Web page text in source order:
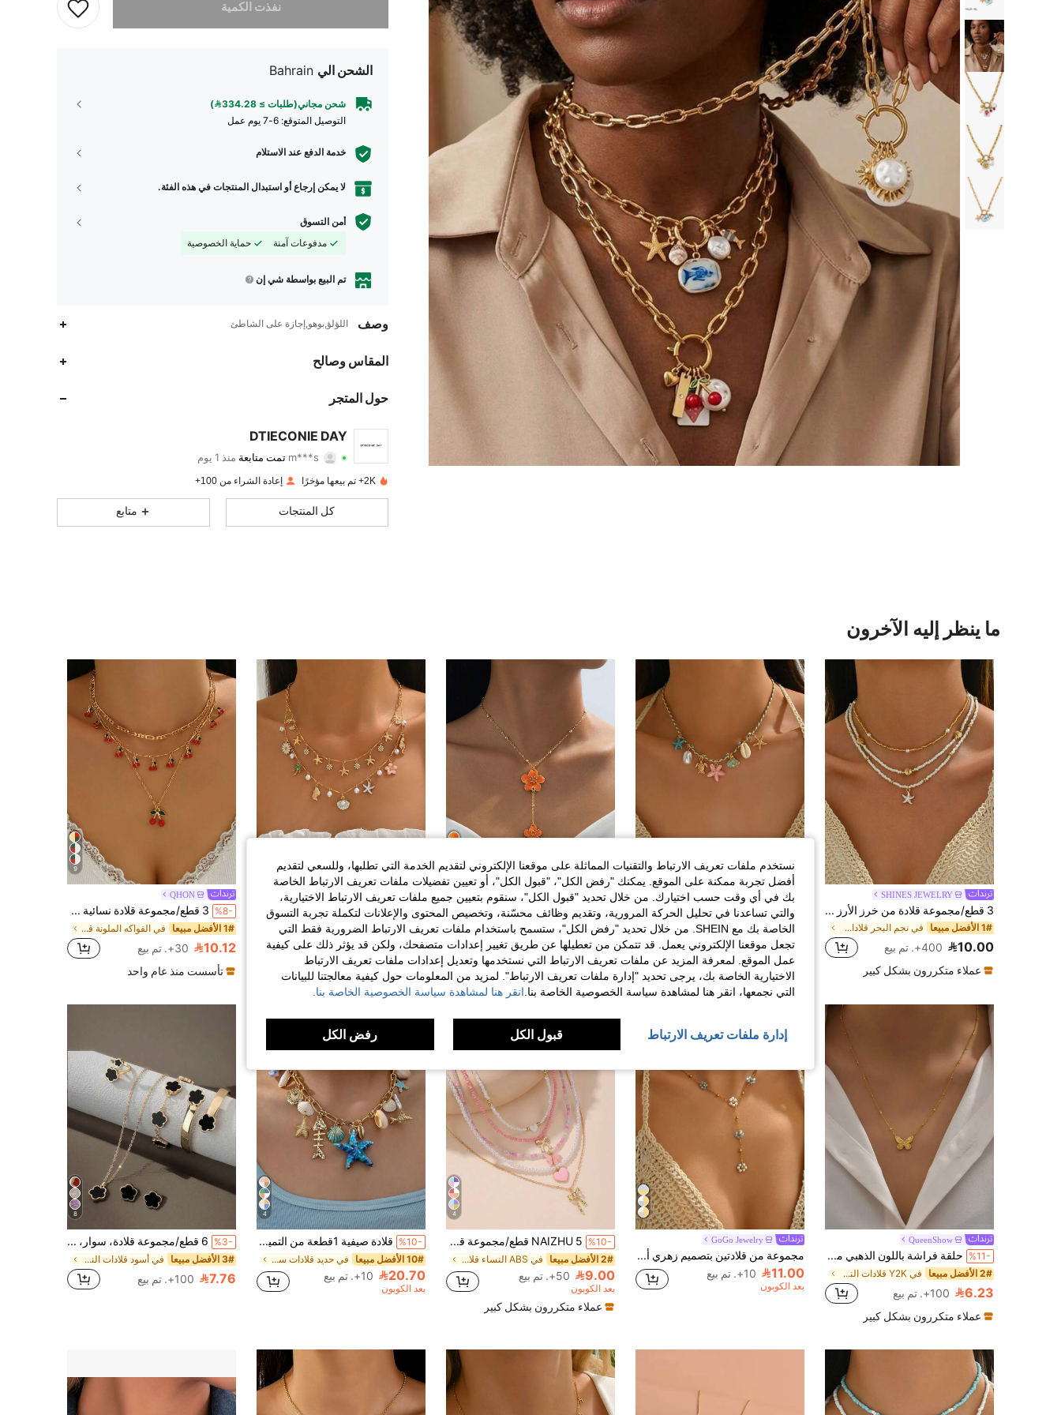
نفذت الكمية
الشحن الي Bahrain
شحن مجاني(طلبات ≥ 334.28)
التوصيل المتوقع: 6-7 يوم عمل
خدمة الدفع عند الاستلام
لا يمكن إرجاع أو استبدال المنتجات في هذه الفئة.
أمن التسوق
مدفوعات آمنة
حماية الخصوصية
تم البيع بواسطة شي إن
وصف اللؤلؤ,بوهو,إجازة على الشاطئ
المقاس وصالح
حول المتجر
DTIECONIE DAY
m***s تمت متابعة
4.89 تقييم 12قطع 119 متابعون
4.89
12
119
2K+ تم بيعها مؤخرًا إعادة الشراء من 100+
كل المنتجات متابع
ما ينظر إليه الآخرون
SHINES JEWELRY
3 قطع/مجموعة قلادة من خرز الأرز واللؤلؤ الاصطناعي متصلة بنجمة البحر والصدفة الذهبية، مجوهرات يدوية بسيطة للنساء، مناسبة للارتداء اليومي وعطلة الشاطئ، بوهو شيك
1# الأفضل مبيعا في نجم البحر قلادات النساء
10.00 400+. تم بيع
عملاء متكررون بشكل كبير
%4- قلادة نسائية بوهيمية زرقاء بحبل مضفر مع تعليقة نجم البحر والصدفة بتصميم محيطي، إكسسوار حورية البحر، مناسبة للنساء للصيف والشاطئ، 1 قطعة
1# الأفضل مبيعا في أزرق النساء قلادات معلقة
6.72 100+. تم بيع
11
%3- قلادة معلقة بزهرة برتقالية مطبقة اليدوية الأنيقة ذات 5 بتلات للنساء قطعة واحدة
7# الأفضل مبيعا في برتقالة قلادات النساء
6.81
10+. تم بيع
عملاء متكررون بشكل كبير
SHINES JEWELRY
%10-
10.80 40+. تم بيع
بعد الكوبون
عملاء متكررون بشكل كبير
9
QHON
%8- 3 قطع/مجموعة قلادة نسائية مصنوعة يدويًا بتصميم أنيق وحلو مزينة بالكرز المطلي، سلسلة معدنية مع تعليقة كرز، مناسبة للارتداء اليومي والمناسبات والعشاء
1# الأفضل مبيعا في الفواكه الملونة قلادة تعليقة
10.12 30+. تم بيع
تأسست منذ عام واحد
QueenShow
%11- حلقة فراشة باللون الذهبي مطلية بالذهب عيار 18 قيراط، قلادة من الفولاذ المقاوم للصدأ باللون الذهبي، مناسبة للاستخدام اليومي للنساء وهدايا المناسبات، هدايا الأخوات في عيد الحب
2# الأفضل مبيعا في Y2K قلادات النساء
6.23 100+. تم بيع
عملاء متكررون بشكل كبير
GoGo Jewelry
مجموعة من قلادتين بتصميم زهري أزرق وأبيض، قلادة عنق وقلادة على شكل حرف Y من الفولاذ المقاوم للصدأ للنساء، بتصميم زهري من اللؤلؤ والكريستال، مناسبة للاستخدام اليومي أو حفلات أو ارتداء في الشاطئ، هدية مثالية
11.00 10+. تم بيع
بعد الكوبون
4
%10- NAIZHU 5 قطع/مجموعة قلادة خرز أرز ملونة مع تعليقة فيونكة وقلب وفراشة لطيفة للمراهقين، ألوان عشوائية
2# الأفضل مبيعا في ABS النساء قلادات معلقة
9.00 50+. تم بيع
بعد الكوبون
عملاء متكررون بشكل كبير
4
%10- قلادة صيفية 1قطعة من التميمة اليدوية بنجم البحر والحياة البحرية (الشكل واللون قد يختلفان)
10# الأفضل مبيعا في حديد قلادات سلسلة المرأة
20.70 10+. تم بيع
بعد الكوبون
8
%3- 6 قطع/مجموعة قلادة، سوار، أقراط، خاتم، قلادة زهرة محظوظة، أقراط ذهبية، خاتم ذهبي، قلادة ذهبية، سوار ذهبي، أسورة ذهبية، طقم مجوهرات للفتيات، مناسب للعودة إلى المدرسة، الحفلات، العطلات
3# الأفضل مبيعا في أسود قلادات النساء
7.76 100+. تم بيع
نستخدم ملفات تعريف الارتباط والتقنيات المماثلة على موقعنا الإلكتروني لتقديم الخدمة التي تطلبها، وللسعي لتقديم
أفضل تجربة ممكنة على الموقع. يمكنك "رفض الكل"، "قبول الكل"، أو تعيين تفضيلات ملفات تعريف الارتباط الخاصة
بك في أي وقت حسب اختيارك. من خلال تحديد "قبول الكل"، سنقوم بتعيين جميع ملفات تعريف الارتباط الاختيارية،
والتي تساعدنا في تحليل الحركة المرورية، وتقديم وظائف محسّنة، وتخصيص المحتوى والإعلانات لتكملة تجربة التسوق
الخاصة بك مع SHEIN. من خلال تحديد "رفض الكل"، ستسمح باستخدام ملفات تعريف الارتباط الضرورية فقط التي
تجعل موقعنا الإلكتروني يعمل. قد تتمكن من تعطيلها عن طريق تغيير إعدادات متصفحك، ولكن قد يؤثر ذلك على كيفية
عمل الموقع. لمعرفة المزيد عن ملفات تعريف الارتباط التي نستخدمها وتعديل إعدادات ملفات تعريف الارتباط
الاختيارية الخاصة بك، يرجى تحديد "إدارة ملفات تعريف الارتباط". لمزيد من المعلومات حول كيفية معالجتنا للبيانات
التي نجمعها، انقر هنا لمشاهدة سياسة الخصوصية الخاصة بنا. انقر هنا لمشاهدة سياسة الخصوصية الخاصة بنا.
إدارة ملفات تعريف الارتباط قبول الكل رفض الكل